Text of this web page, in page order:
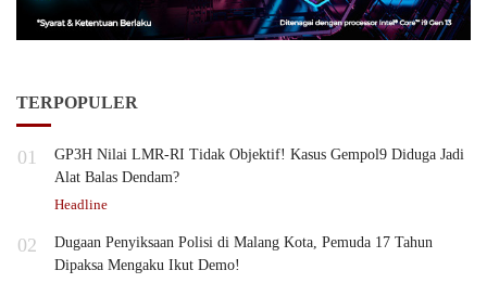
TERPOPULER
01
GP3H Nilai LMR-RI Tidak Objektif! Kasus Gempol9 Diduga Jadi
Alat Balas Dendam?
Headline
02
Dugaan Penyiksaan Polisi di Malang Kota, Pemuda 17 Tahun
Dipaksa Mengaku Ikut Demo!